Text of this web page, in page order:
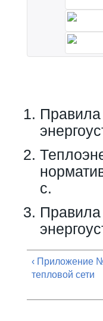
с.
‹ Приложение
тепловой сети